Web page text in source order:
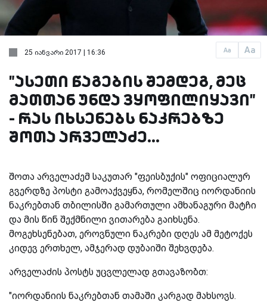
Aa Aa
25 იანვარი 2017 | 16:36
"ასეთი წაგების შემდეგ, მეც
მათთან უნდა ვყოფილიყავი"
- რას იხსენებს ნაკრებზე
შოთა არველაძე...
შოთა არველაძემ საკუთარ "ფეისბუქის" ოფიციალურ
გვერდზე პოსტი გამოაქვეყნა, რომელშიც იორდანიის
ნაკრებთან თბილისში გამართული ამხანაგური მატჩი
და მის წინ შექმნილი ვითარება გაიხსენა.
მოგეხსენებათ, ეროვნული ნაკრები დღეს ამ მეტოქეს
კიდევ ერთხელ, ამჯერად დუბაიში შეხვდება.
არველაძის პოსტს უცვლელად გთავაზობთ:
"იორდანიის ნაკრებთან თამაში კარგად მახსოვს.